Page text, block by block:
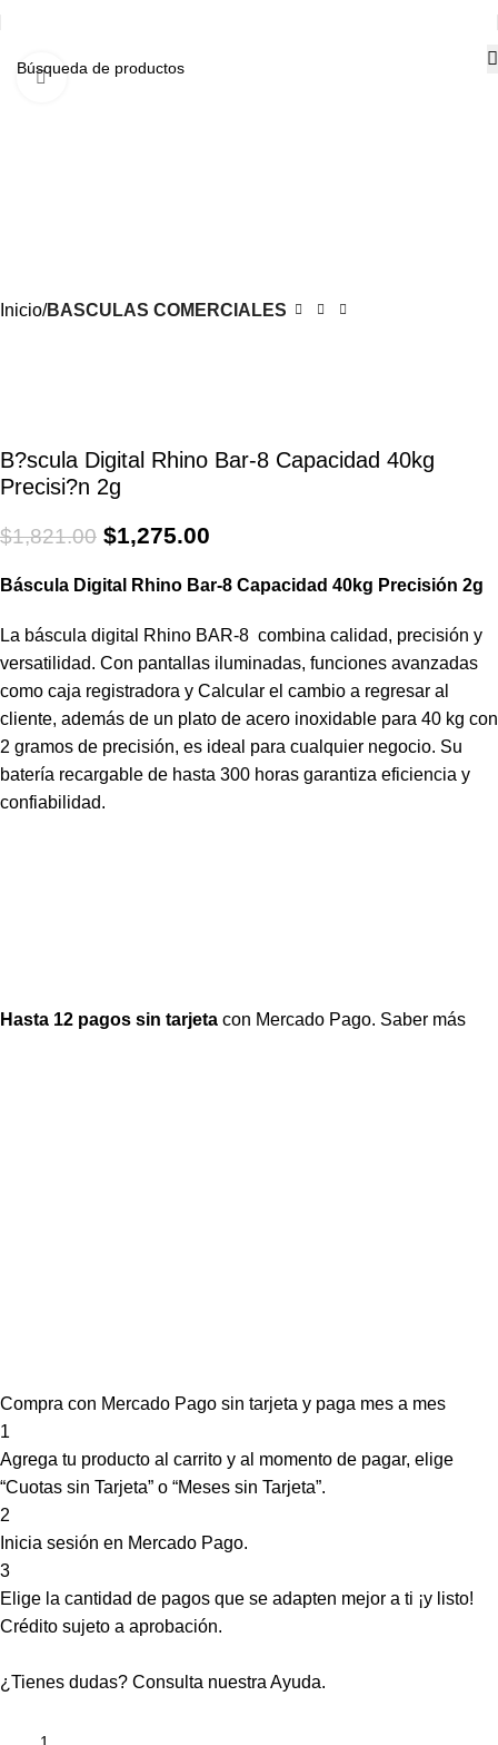
Haga Click para agrandar
Inicio BASCULAS COMERCIALES
B?scula Digital Rhino Bar-8 Capacidad 40kg
Precisi?n 2g
$1,821.00 $1,275.00
Báscula Digital Rhino Bar-8 Capacidad 40kg Precisión 2g
La báscula digital Rhino BAR-8 combina calidad, precisión y
versatilidad. Con pantallas iluminadas, funciones avanzadas
como caja registradora y Calcular el cambio a regresar al
cliente, además de un plato de acero inoxidable para 40 kg con
2 gramos de precisión, es ideal para cualquier negocio. Su
batería recargable de hasta 300 horas garantiza eficiencia y
confiabilidad.
Hasta 12 pagos sin tarjeta con Mercado Pago. Saber más
Compra con Mercado Pago sin tarjeta y paga mes a mes
1
Agrega tu producto al carrito y al momento de pagar, elige
“Cuotas sin Tarjeta” o “Meses sin Tarjeta”.
2
Inicia sesión en Mercado Pago.
3
Elige la cantidad de pagos que se adapten mejor a ti ¡y listo!
Crédito sujeto a aprobación.
¿Tienes dudas? Consulta nuestra Ayuda.